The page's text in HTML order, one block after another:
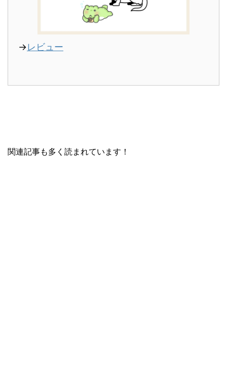
→レビュー
関連記事も多く読まれています！